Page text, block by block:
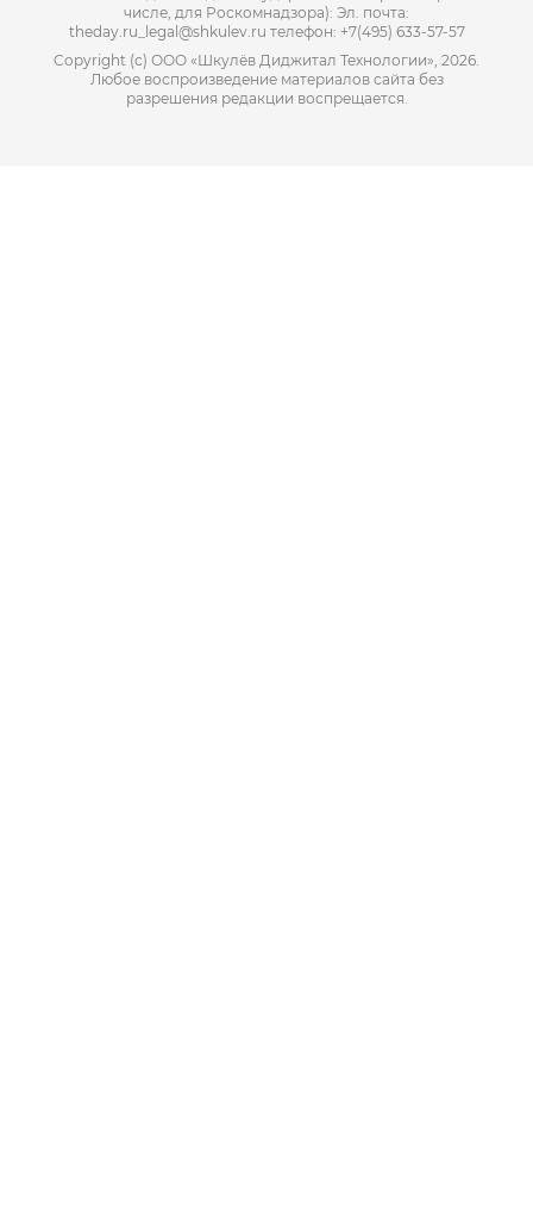
числе, для Роскомнадзора): Эл. почта:
theday.ru_legal@shkulev.ru телефон: +7(495) 633-57-57
Copyright (с) ООО «Шкулёв Диджитал Технологии», 2026.
Любое воспроизведение материалов сайта без
разрешения редакции воспрещается.